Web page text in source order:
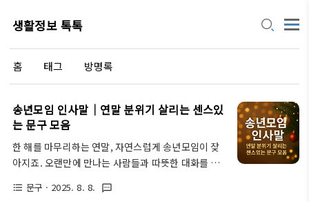
생활정보 톡톡
홈 태그 방명록
송년모임 인사말｜연말 분위기 살리는 센스있
는 문구 모음
한 해를 마무리하는 연말, 자연스럽게 송년모임이 잦
아지죠. 오랜만에 만나는 사람들과 따뜻한 대화를 나
껴질 때가 있어요. 그래서 준비했습니다! 분위기를 한
format_list_bulleted 문구 · 2025. 8. 8. textsms